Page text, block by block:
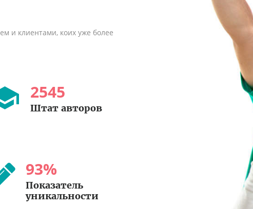
и клиентами, коих уже более
2545
Штат авторов
93%
Показатель
уникальности